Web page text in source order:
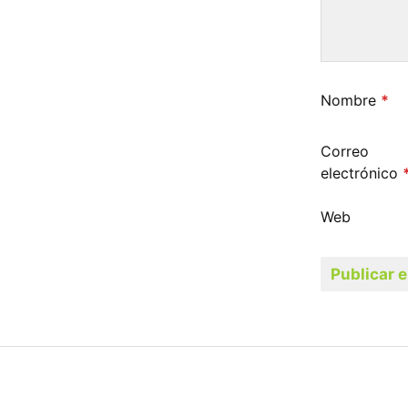
Nombre *
Correo
electrónico
Web